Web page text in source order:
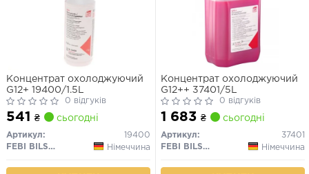
Концентрат охолоджуючий
G12+ 19400/1.5L
0 відгуків
541 ₴ сьогодні
Артикул:
19400
FEBI BILSTEIN
Німеччина
Концентрат охолоджуючий
G12++ 37401/5L
0 відгуків
1 683 ₴ сьогодні
Артикул:
37401
FEBI BILSTEIN
Німеччина